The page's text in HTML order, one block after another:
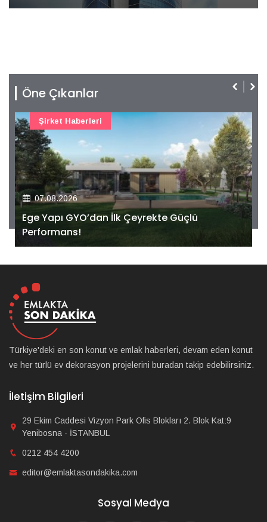
Öne Çıkanlar
07.08.2026
Ege Yapı GYO’dan İlk Çeyrekte Güçlü
Performans!
Şirket Haberleri
Türkiye'deki en son konut ve emlak haberleri, devam eden konut
ve her türlü ev dekorasyon projelerini buradan takip edebilirsiniz.
İletişim Bilgileri
29 Ekim Caddesi Vizyon Park Ofis Blokları 2. Blok Kat:9
Yenibosna - İSTANBUL
0212 454 4200
editor@emlaktasondakika.com
Sosyal Medya